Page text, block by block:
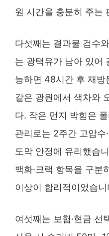
원 시간을 충분히 주는
다섯째는 결과물 검수
는 광택유가 남아 있어
능하면 48시간 후 재방
같은 광원에서 색차와
다. 작은 먼지 박힘은
관리로는 2주간 고압수
도막 안정에 유리했습
백화·크랙 항목을 구분
이상이 합리적이었습니
여섯째는 보험·현금 선